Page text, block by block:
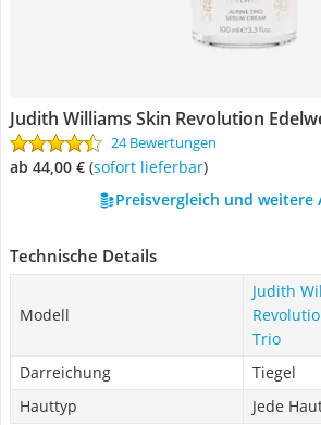
Judith Williams Skin Revolution
24 Bewertungen
ab 44,00 € ( Sofort lieferbar)
Preisvergleich und weitere
Technische Details
Modell
Judith
Trio
Darreichung
Tiegel
Hauttyp
Jede